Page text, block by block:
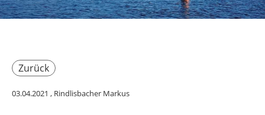
Zurück
03.04.2021 , Rindlisbacher Markus